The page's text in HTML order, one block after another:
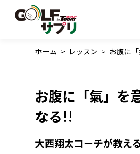
ホーム > レッスン > お腹に
お腹に「氣」を
なる!!
大西翔太コーチが教え